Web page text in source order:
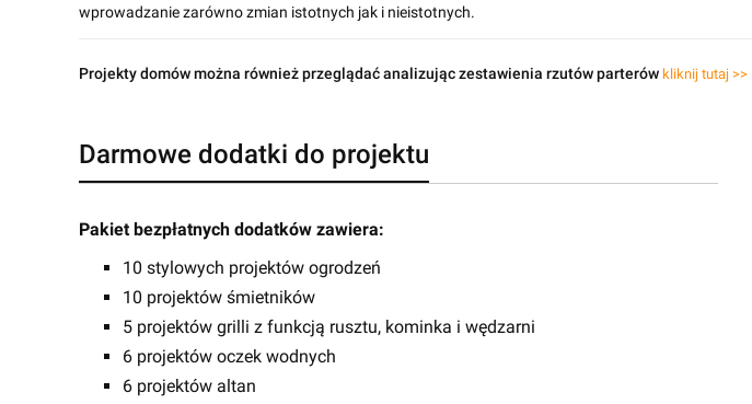
wprowadzanie zarówno zmian istotnych jak i nieistotnych.
Projekty domów można również przeglądać analizując zestawienia rzutów parterów kliknij tutaj >>
Darmowe dodatki do projektu
Pakiet bezpłatnych dodatków zawiera:
10 stylowych projektów ogrodzeń
10 projektów śmietników
5 projektów grilli z funkcją rusztu, kominka i wędzarni
6 projektów oczek wodnych
6 projektów altan